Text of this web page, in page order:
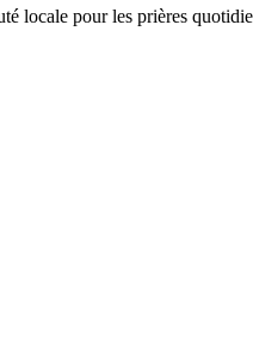
locale pour les prières